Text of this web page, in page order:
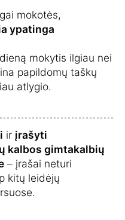
mokotės,
ypatinga
mokytis ilgiau nei
papildomų taškų
atlygio.
ir įrašyti
kalbos gimtakalbių
– įrašai neturi
kitų leidėjų